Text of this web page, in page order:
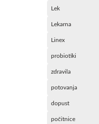
Lek
Lekarna
Linex
probiotiki
zdravila
potovanja
dopust
počitnice